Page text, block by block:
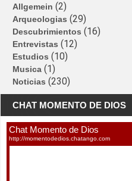
Allgemein (2)
Arqueologias (29)
Descubrimientos (16)
Entrevistas (12)
Estudios (10)
Musica (1)
Noticias (230)
CHAT MOMENTO DE DIOS